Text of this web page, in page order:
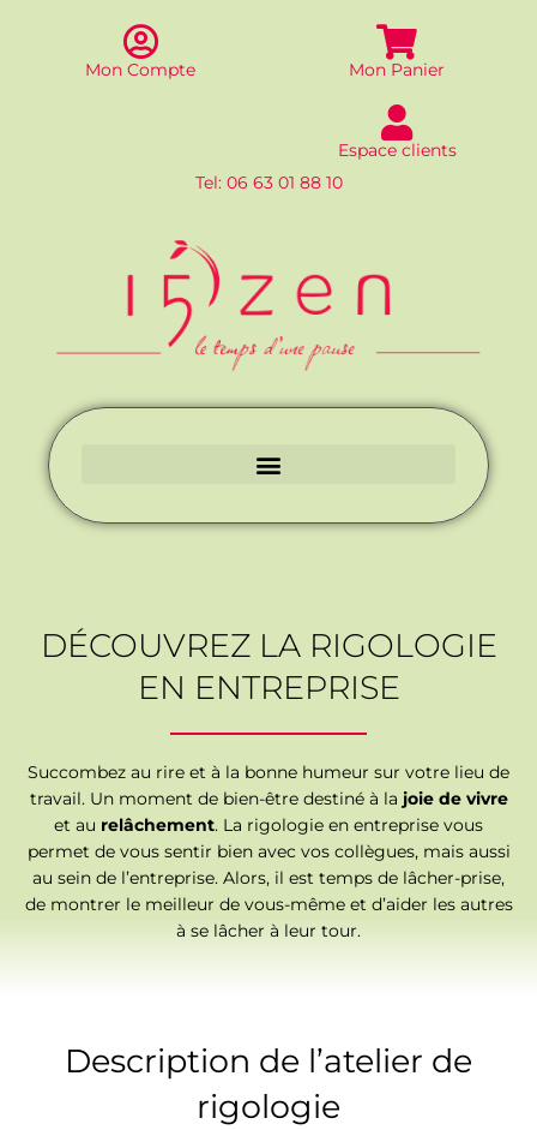
Mon Compte Mon Panier
Espace clients
Tel: 06 63 01 88 10
DÉCOUVREZ LA RIGOLOGIE
EN ENTREPRISE
Succombez au rire et à la bonne humeur sur votre lieu de
travail. Un moment de bien-être destiné à la joie de vivre
et au relâchement. La rigologie en entreprise vous
permet de vous sentir bien avec vos collègues, mais aussi
au sein de l’entreprise. Alors, il est temps de lâcher-prise,
de montrer le meilleur de vous-même et d’aider les autres
à se lâcher à leur tour.
Description de l’atelier de
rigologie